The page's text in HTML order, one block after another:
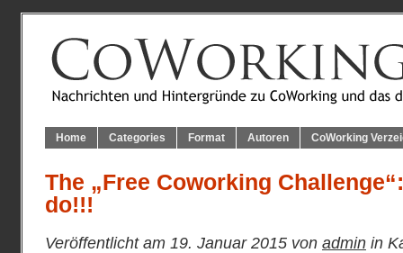
Home Categories Format Autoren CoWorking
The „Free Coworking
do!!!
Veröffentlicht am 19. Januar 2015 von admin in